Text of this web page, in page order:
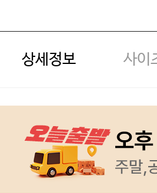
상세정보 사이